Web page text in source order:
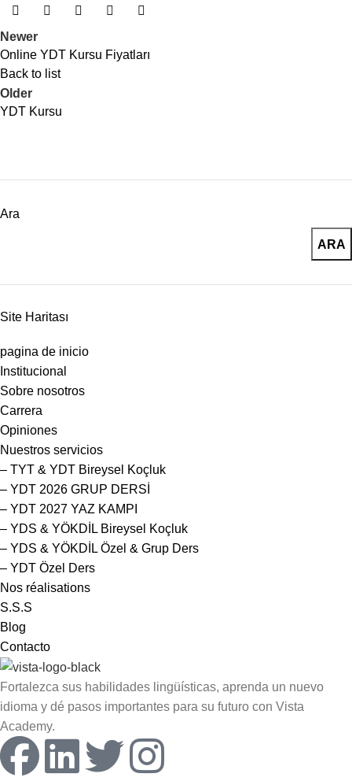
Newer
Online YDT Kursu Fiyatları
Back to list
Older
YDT Kursu
Ara
ARA
Site Haritası
pagina de inicio
Institucional
Sobre nosotros
Carrera
Opiniones
Nuestros servicios
– TYT & YDT Bireysel Koçluk
– YDT 2026 GRUP DERSİ
– YDT 2027 YAZ KAMPI
– YDS & YÖKDİL Bireysel Koçluk
– YDS & YÖKDİL Özel & Grup Ders
– YDT Özel Ders
Nos réalisations
S.S.S
Blog
Contacto
Fortalezca sus habilidades lingüísticas, aprenda un nuevo
idioma y dé pasos importantes para su futuro con Vista
Academy.